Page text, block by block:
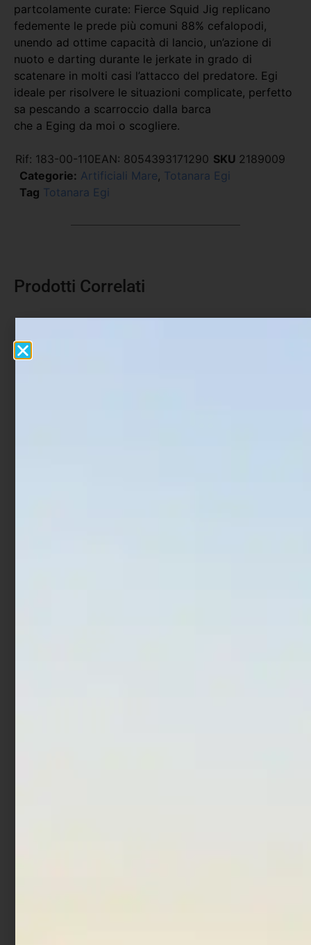
partcolamente curate: Fierce Squid Jig replicano
fedemente le prede più comuni 88% cefalopodi,
unendo ad ottime capacità di lancio, un’azione di
nuoto e darting durante le jerkate in grado di
scatenare in molti casi l’attacco del predatore. Egi
ideale per risolvere le situazioni complicate, perfetto
sa pescando a scarroccio dalla barca
che a Eging da moi o scogliere.
Rif: 183-00-110EAN: 8054393171290 SKU 2189009
Categorie: Artificiali Mare, Totanara Egi
Tag Totanara Egi
Prodotti Correlati